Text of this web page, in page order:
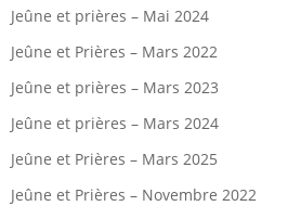
Jeûne et prières – Mai 2024
Jeûne et Prières – Mars 2022
Jeûne et prières – Mars 2023
Jeûne et prières – Mars 2024
Jeûne et Prières – Mars 2025
Jeûne et Prières – Novembre 2022